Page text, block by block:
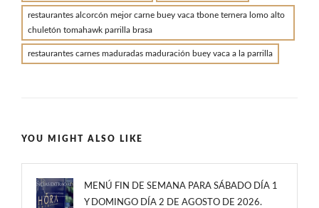
restaurantes alcorcón mejor carne buey vaca tbone ternera lomo alto
chuletón tomahawk parrilla brasa
restaurantes carnes maduradas maduración buey vaca a la parrilla
YOU MIGHT ALSO LIKE
MENÚ FIN DE SEMANA PARA SÁBADO DÍA 1
Y DOMINGO DÍA 2 DE AGOSTO DE 2026.